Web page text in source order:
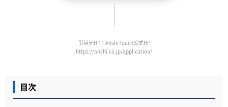
引用元HP：AnshiTouch公式HP
https://anshi.co.jp/application/
目次